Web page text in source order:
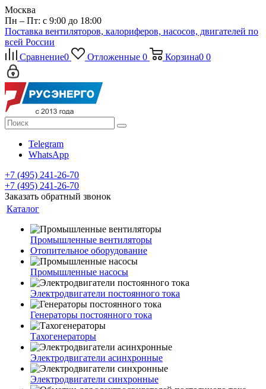
Москва
Пн – Пт: с 9:00 до 18:00
Поставка вентиляторов, калориферов, насосов, двигателей по
всей России
Сравнение0 Отложенные 0 Корзина0 0
Telegram
WhatsApp
+7 (495) 241-26-70
+7 (495) 241-26-70
Заказать обратный звонок
Каталог
Промышленные вентиляторы
Отопительное оборудование
Промышленные насосы
Электродвигатели постоянного тока
Генераторы постоянного тока
Тахогенераторы
Электродвигатели асинхронные
Электродвигатели синхронные